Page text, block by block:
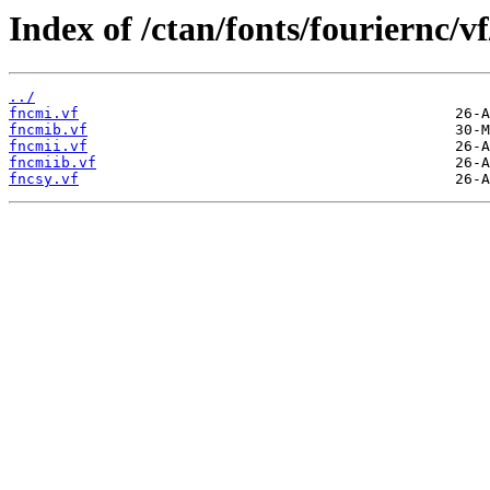
Index of /ctan/fonts/fouriernc/
../
fncmi.vf
fncmib.vf
fncmii.vf
fncmiib.vf
fncsy.vf